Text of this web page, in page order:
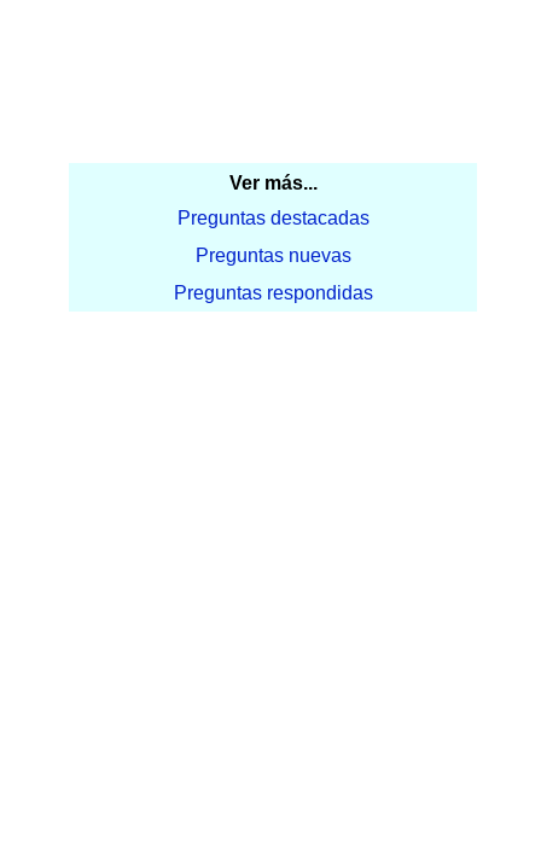
Ver más...
Preguntas destacadas
Preguntas nuevas
Preguntas respondidas